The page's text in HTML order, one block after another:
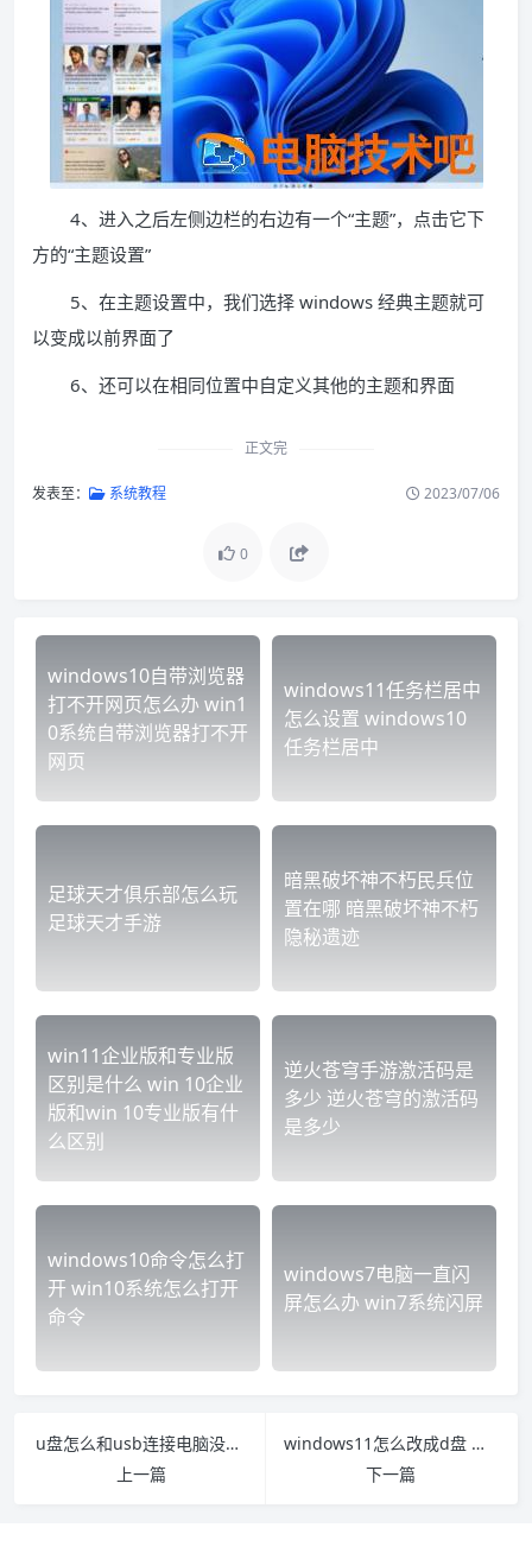
4、进入之后左侧边栏的右边有一个“主题”，点击它下
方的“主题设置”
5、在主题设置中，我们选择 windows 经典主题就可
以变成以前界面了
6、还可以在相同位置中自定义其他的主题和界面
正文完
发表至： 系统教程 2023/07/06
0
windows10自带浏览器
打不开网页怎么办 win1
0系统自带浏览器打不开
网页
windows11任务栏居中
怎么设置 windows10
任务栏居中
足球天才俱乐部怎么玩
足球天才手游
暗黑破坏神不朽民兵位
置在哪 暗黑破坏神不朽
隐秘遗迹
win11企业版和专业版
区别是什么 win 10企业
版和win 10专业版有什
么区别
逆火苍穹手游激活码是
多少 逆火苍穹的激活码
是多少
windows10命令怎么打
开 win10系统怎么打开
命令
windows7电脑一直闪
屏怎么办 win7系统闪屏
u盘怎么和usb连接电脑没反应 usb接口u盘没反应
上一篇
windows11怎么改成d盘 win11的D盘在哪
下一篇